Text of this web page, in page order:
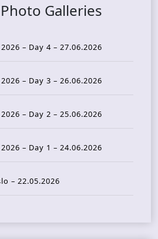
Galleries
– Day 4 – 27.06.2026
– Day 3 – 26.06.2026
– Day 2 – 25.06.2026
– Day 1 – 24.06.2026
– 22.05.2026